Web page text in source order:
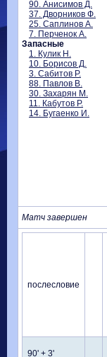
90. Анисимов Д.
37. Дворников Ф.
25. Саплинов А.
7. Перченок А.
Запасные
1. Кулик Н.
10. Борисов Д.
3. Сабитов Р.
88. Павлов В.
30. Захарян М.
11. Кабутов Р.
14. Бугаенко И.
Матч завершен
послесловие
90' + 3'